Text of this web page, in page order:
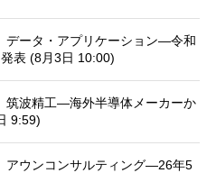
データ・アプリケーション—令和
表 (8月3日 10:00)
筑波精工—海外半導体メーカーか
9:59)
アウンコンサルティング—26年5